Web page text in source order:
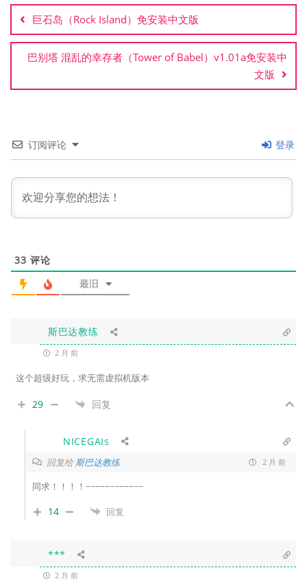
章
导
航
巨石岛（Rock Island）免安装中文版
巴别塔 混乱的幸存者（Tower of Babel）v1.01a免安装中
文版
订阅评论 登录
33 评论
最旧
斯巴达教练
2 月 前
这个超级好玩，求无需虚拟机版本
29 回复
NICEGAIs
回复给斯巴达教练 2 月 前
同求！！！！~~~~~~~~~~~~
14 回复
***
2 月 前